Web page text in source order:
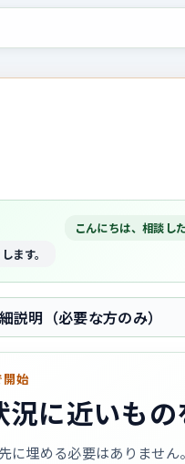
こんにちは、相談し
ます。
説明（必要な方のみ）
開始
況に近いも
に埋める必要はありませ